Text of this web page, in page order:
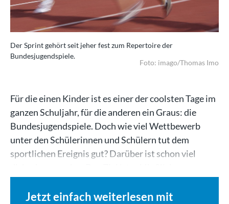
Der Sprint gehört seit jeher fest zum Repertoire der
Bundesjugendspiele.
Foto: imago/Thomas Imo
Für die einen Kinder ist es einer der coolsten Tage im
ganzen Schuljahr, für die anderen ein Graus: die
Bundesjugendspiele. Doch wie viel Wettbewerb
unter den Schülerinnen und Schülern tut dem
sportlichen Ereignis gut? Darüber ist schon viel
Jetzt einfach weiterlesen mit